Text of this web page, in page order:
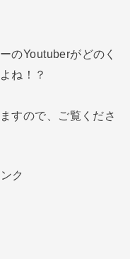
のYoutuberがどのく
ね！？
すので、ご覧くださ
ク